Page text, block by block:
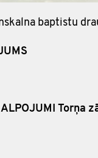
baptistu
Torņa